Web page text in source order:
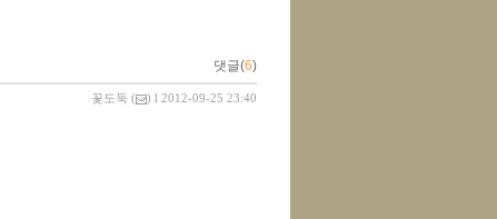
댓글(6)
꽃도둑 ( ) l 2012-09-25 23:40